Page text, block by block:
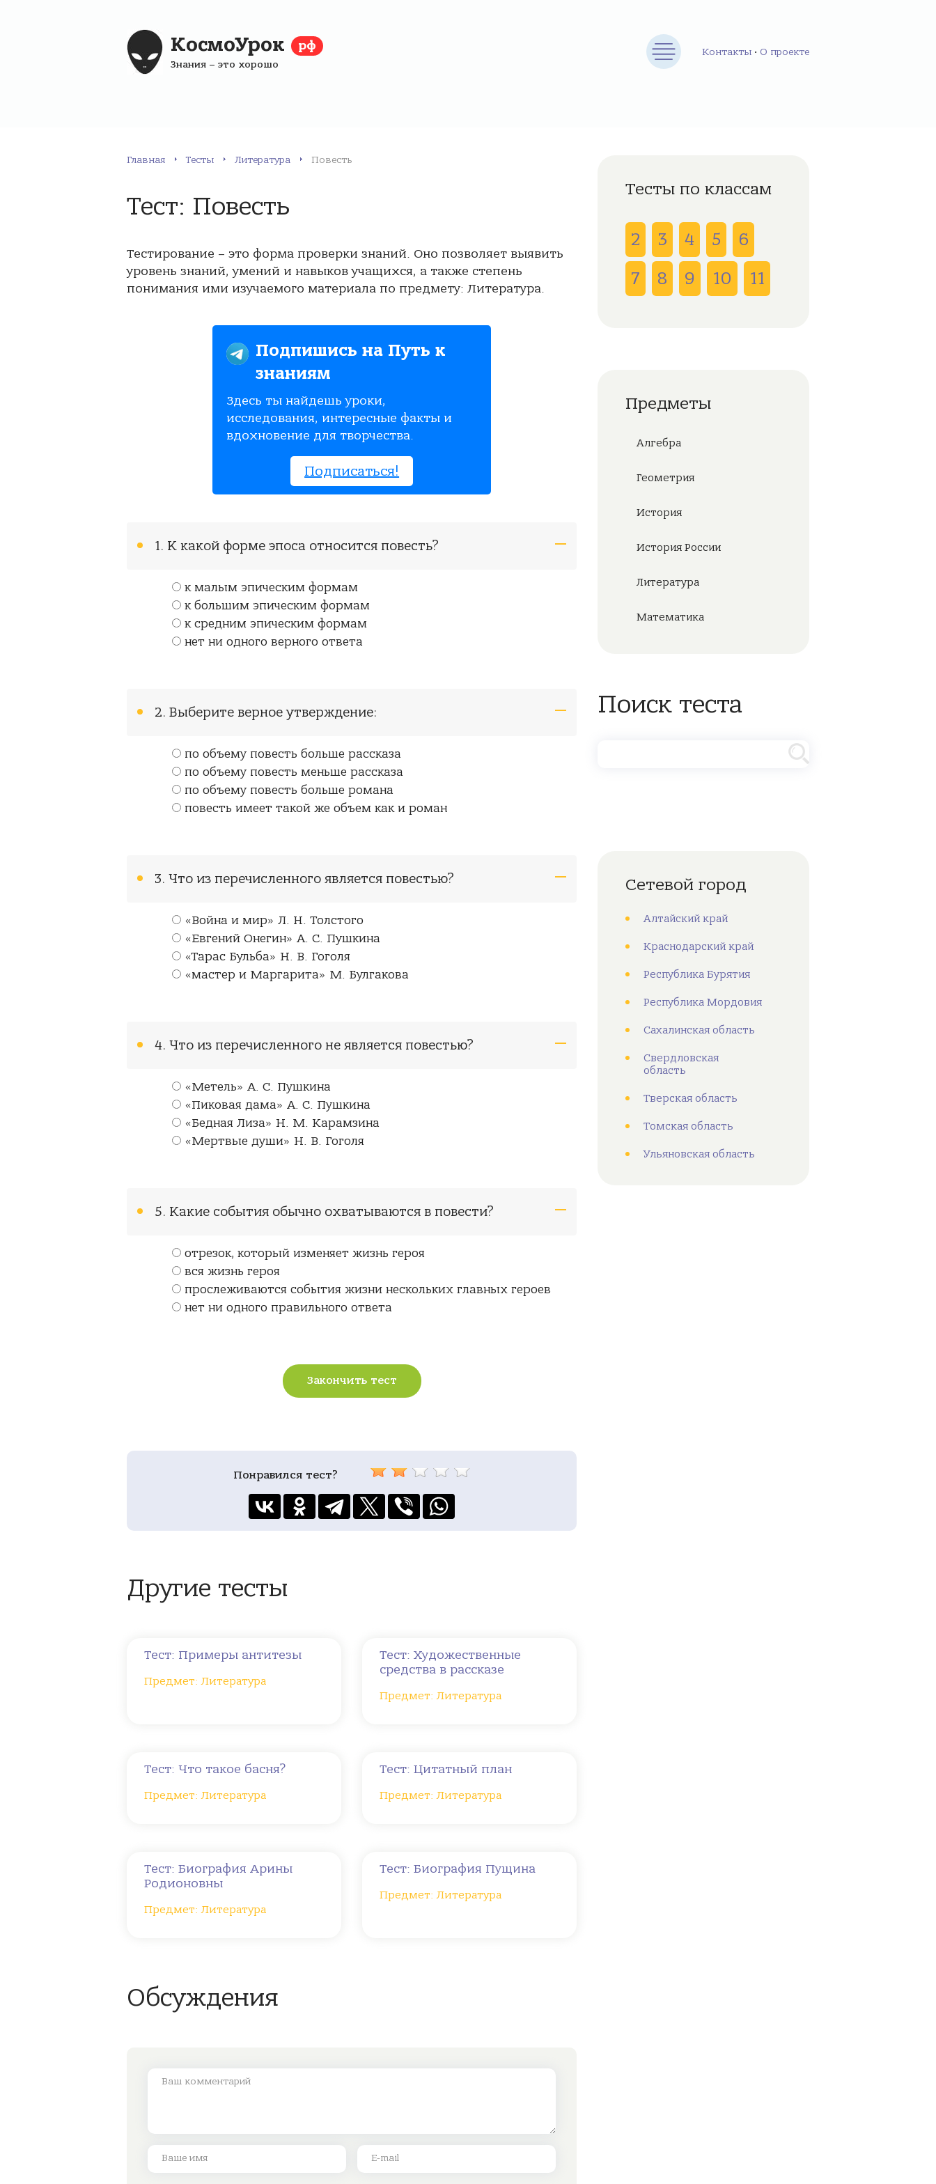
КосмоУрок рф
Знания – это хорошо
Контакты • О проекте
Главная Тесты Литература Повесть
Тест: Повесть
Тестирование – это форма проверки знаний. Оно позволяет выявить
уровень знаний, умений и навыков учащихся, а также степень
понимания ими изучаемого материала по предмету: Литература.
Подпишись на Путь к
знаниям
Здесь ты найдешь уроки,
исследования, интересные факты и
вдохновение для творчества.
Подписаться!
1. К какой форме эпоса относится повесть?
к малым эпическим формам
к большим эпическим формам
к средним эпическим формам
нет ни одного верного ответа
2. Выберите верное утверждение:
по объему повесть больше рассказа
по объему повесть меньше рассказа
по объему повесть больше романа
повесть имеет такой же объем как и роман
3. Что из перечисленного является повестью?
«Война и мир» Л. Н. Толстого
«Евгений Онегин» А. С. Пушкина
«Тарас Бульба» Н. В. Гоголя
«мастер и Маргарита» М. Булгакова
4. Что из перечисленного не является повестью?
«Метель» А. С. Пушкина
«Пиковая дама» А. С. Пушкина
«Бедная Лиза» Н. М. Карамзина
«Мертвые души» Н. В. Гоголя
5. Какие события обычно охватываются в повести?
отрезок, который изменяет жизнь героя
вся жизнь героя
прослеживаются события жизни нескольких главных героев
нет ни одного правильного ответа
Закончить тест
Понравился тест?
Другие тесты
Тест: Примеры антитезы
Предмет: Литература
Тест: Художественные
средства в рассказе
Предмет: Литература
Тест: Что такое басня?
Предмет: Литература
Тест: Цитатный план
Предмет: Литература
Тест: Биография Арины
Родионовны
Предмет: Литература
Тест: Биография Пущина
Предмет: Литература
Обсуждения
Тесты по классам
2 3 4 5
6
7
8 9 10 11
Предметы
Алгебра
Геометрия
История
История России
Литература
Математика
Поиск теста
Сетевой город
Алтайский край
Краснодарский край
Республика Бурятия
Республика Мордовия
Сахалинская область
Свердловская
область
Тверская область
Томская область
Ульяновская область